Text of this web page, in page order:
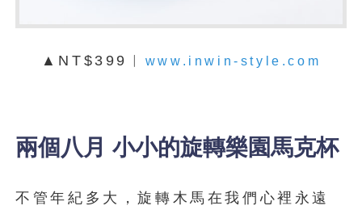
▲NT$399︱ www.inwin-style.com
兩個八月 小小的旋轉樂園馬克杯
不管年紀多大，旋轉木馬在我們心裡永遠